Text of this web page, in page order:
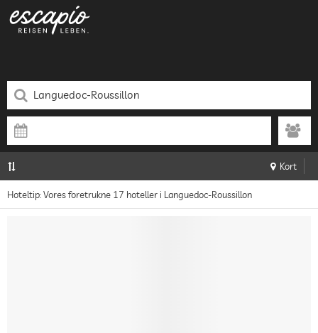
Kort
Hoteltip: Vores foretrukne 17 hoteller i Languedoc-Roussillon